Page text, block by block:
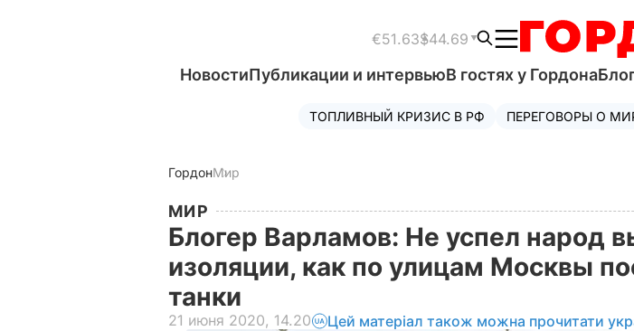
€51.63$44.69
НовостиПубликации и интервьюВ гостях у Гордона
ТОПЛИВНЫЙ КРИЗИС В РФ ПЕРЕГОВОРЫ О
ГордонМир
МИР
Блогер Варламов: Не успел народ
изоляции, как по улицам Москвы
танки
21 июня 2020, 14.20 Цей матеріал також можна прочитати